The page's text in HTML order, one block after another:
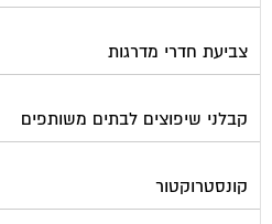
פורטל בית משותף
בית
אינדקס נותני שירותים לוועד הבית
פרסום באתר